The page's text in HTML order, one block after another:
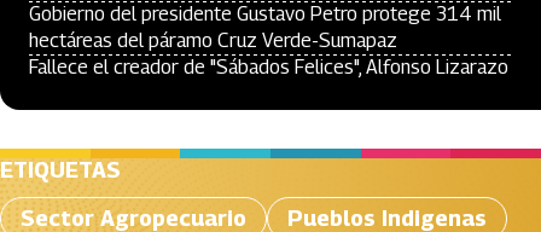
Gobierno del presidente Gustavo Petro protege 314 mil
hectáreas del páramo Cruz Verde-Sumapaz
Fallece el creador de "Sábados Felices", Alfonso Lizarazo
ETIQUETAS
Sector Agropecuario
Pueblos Indigenas